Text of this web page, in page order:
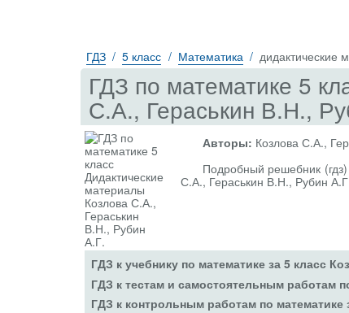
ГДЗ 5 класс Математика дидактические
ГДЗ по математике 5
С.А., Гераськин В.Н.,
Авторы: Козлова С.А.,
Подробный решебник
С.А., Гераськин В.Н., Рубин
ГДЗ к учебнику по математике за 5 класс
ГДЗ к тестам и самостоятельным работам
ГДЗ к контрольным работам по математике